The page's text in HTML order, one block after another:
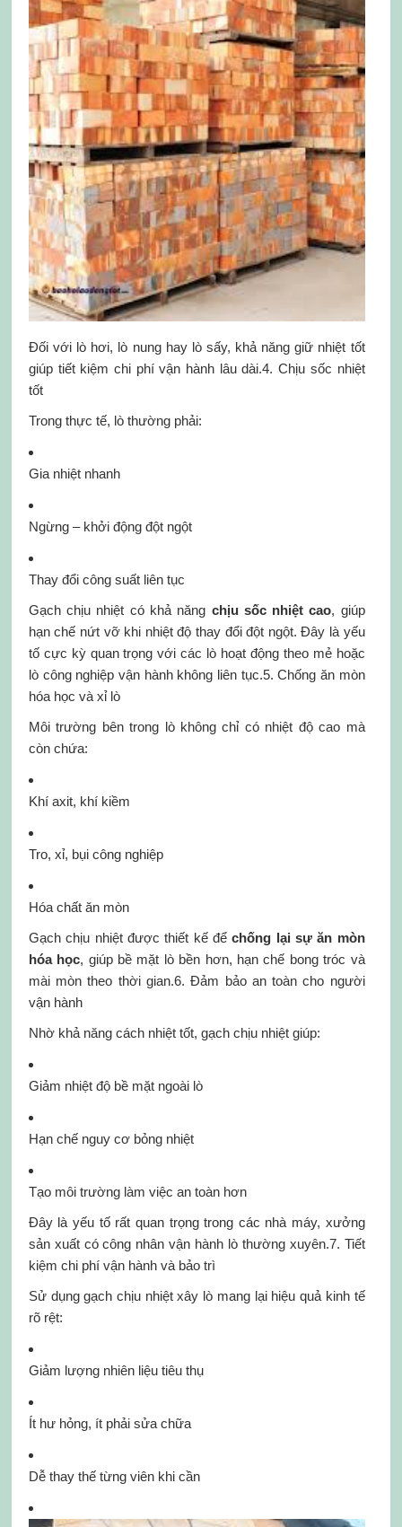
Đối với lò hơi, lò nung hay lò sấy, khả năng giữ nhiệt tốt
giúp tiết kiệm chi phí vận hành lâu dài.4. Chịu sốc nhiệt
tốt
Trong thực tế, lò thường phải:
Gia nhiệt nhanh
Ngừng – khởi động đột ngột
Thay đổi công suất liên tục
Gạch chịu nhiệt có khả năng chịu sốc nhiệt cao, giúp
hạn chế nứt vỡ khi nhiệt độ thay đổi đột ngột. Đây là yếu
tố cực kỳ quan trọng với các lò hoạt động theo mẻ hoặc
lò công nghiệp vận hành không liên tục.5. Chống ăn mòn
hóa học và xỉ lò
Môi trường bên trong lò không chỉ có nhiệt độ cao mà
còn chứa:
Khí axit, khí kiềm
Tro, xỉ, bụi công nghiệp
Hóa chất ăn mòn
Gạch chịu nhiệt được thiết kế đểchống lại sự ăn mòn
hóa học, giúp bề mặt lò bền hơn, hạn chế bong tróc và
mài mòn theo thời gian.6. Đảm bảo an toàn cho người
vận hành
Nhờ khả năng cách nhiệt tốt, gạch chịu nhiệt giúp:
Giảm nhiệt độ bề mặt ngoài lò
Hạn chế nguy cơ bỏng nhiệt
Tạo môi trường làm việc an toàn hơn
Đây là yếu tố rất quan trọng trong các nhà máy, xưởng
sản xuất có công nhân vận hành lò thường xuyên.7. Tiết
kiệm chi phí vận hành và bảo trì
Sử dụng gạch chịu nhiệt xây lò mang lại hiệu quả kinh tế
rõ rệt:
Giảm lượng nhiên liệu tiêu thụ
Ít hư hỏng, ít phải sửa chữa
Dễ thay thế từng viên khi cần